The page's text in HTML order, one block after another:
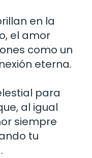
en la
el amor
como un
eterna.
para
al igual
siempre
tu